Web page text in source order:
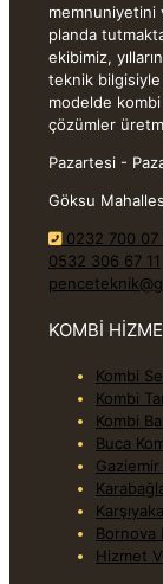
memnuniyetini
planda
ekibimiz,
teknik
modelde
çözümler
Pazartesi -
Göksu
0232 700 07
0532 306 67 11
KOMBİ
Kombi
Kombi
Kombi
Buca
Bornova
Hizmet